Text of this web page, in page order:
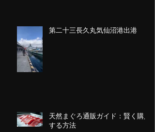
第二十三長久丸気仙沼港出港
天然まぐろ通販ガイド：賢く購入
する方法